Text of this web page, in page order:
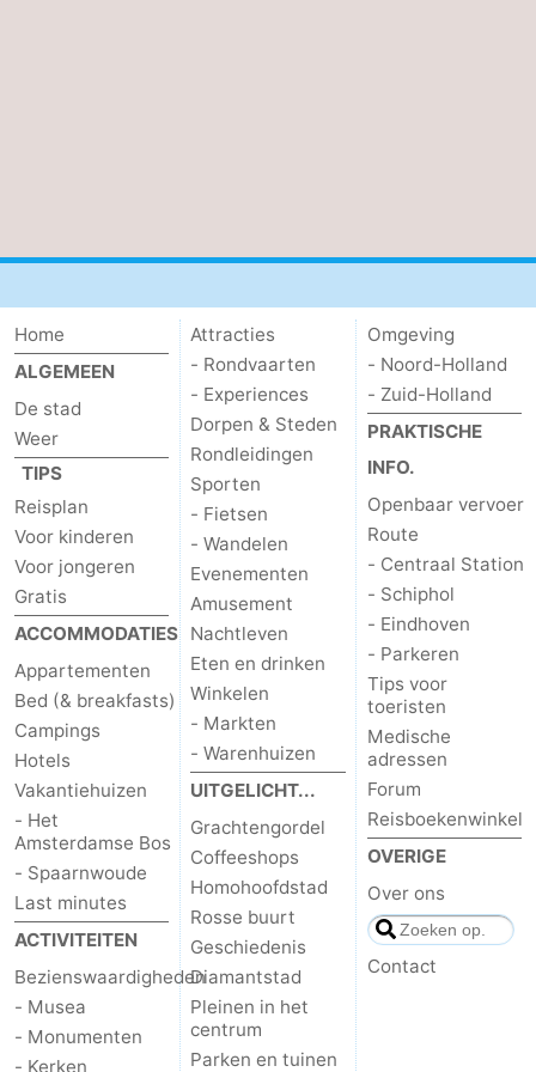
Home
ALGEMEEN
De stad
Weer
TIPS
Reisplan
Voor kinderen
Voor jongeren
Gratis
ACCOMMODATIES
Appartementen
Bed (& breakfasts)
Campings
Hotels
Vakantiehuizen
- Het
Amsterdamse Bos
- Spaarnwoude
Last minutes
ACTIVITEITEN
Bezienswaardigheden
- Musea
- Monumenten
- Kerken
Attracties
- Rondvaarten
- Experiences
Dorpen & Steden
Rondleidingen
Sporten
- Fietsen
- Wandelen
Evenementen
Amusement
Nachtleven
Eten en drinken
Winkelen
- Markten
- Warenhuizen
UITGELICHT...
Grachtengordel
Coffeeshops
Homohoofdstad
Rosse buurt
Geschiedenis
Diamantstad
Pleinen in het
centrum
Parken en tuinen
Omgeving
- Noord-Holland
- Zuid-Holland
PRAKTISCHE
INFO.
Openbaar vervoer
Route
- Centraal Station
- Schiphol
- Eindhoven
- Parkeren
Tips voor
toeristen
Medische
adressen
Forum
Reisboekenwinkel
OVERIGE
Over ons
Contact